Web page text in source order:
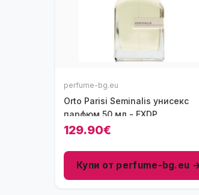
perfume-bg.eu
Orto Parisi Seminalis унисекс
парфюм 50 мл - EXDP
129.90€
Купи от perfume-bg.eu